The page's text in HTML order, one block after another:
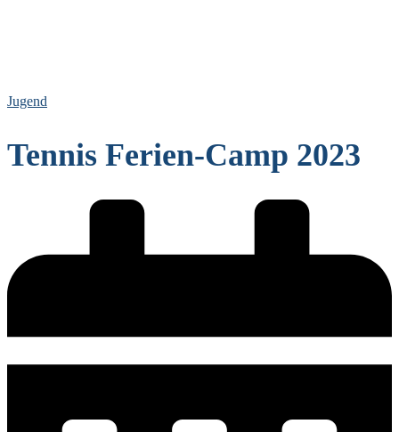
Jugend
Tennis Ferien-Camp 2023